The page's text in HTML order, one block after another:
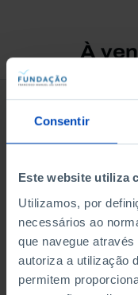
Consentir
Este website utiliza
Utilizamos, por
necessários ao
que navegue
autoriza a utilização
permitem
À
RETRATOS